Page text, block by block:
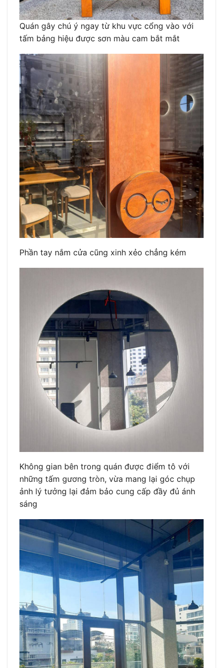
Quán gây chú ý ngay từ khu vực cổng vào với
tấm bảng hiệu được sơn màu cam bắt mắt
Phần tay nắm cửa cũng xinh xẻo chẳng kém
Không gian bên trong quán được điểm tô với
những tấm gương tròn, vừa mang lại góc chụp
ảnh lý tưởng lại đảm bảo cung cấp đầy đủ ánh
sáng